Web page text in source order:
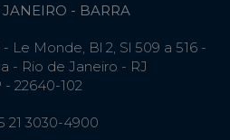
JANEIRO - BARRA
Le Monde, Bl 2, Sl 509 a 516 -
- Rio de Janeiro - RJ
- 22640-102​
21 3030-4900